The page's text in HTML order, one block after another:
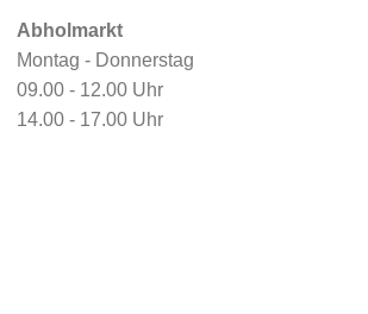
Abholmarkt
Montag - Donnerstag
09.00 - 12.00 Uhr
14.00 - 17.00 Uhr